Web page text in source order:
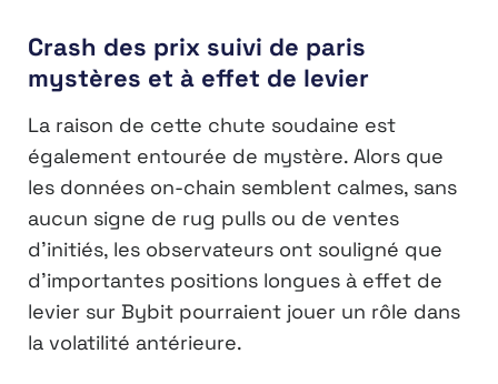
Crash des prix suivi de paris
mystères et à effet de levier
La raison de cette chute soudaine est
également entourée de mystère. Alors que
les données on-chain semblent calmes, sans
aucun signe de rug pulls ou de ventes
d’initiés, les observateurs ont souligné que
d’importantes positions longues à effet de
levier sur Bybit pourraient jouer un rôle dans
la volatilité antérieure.